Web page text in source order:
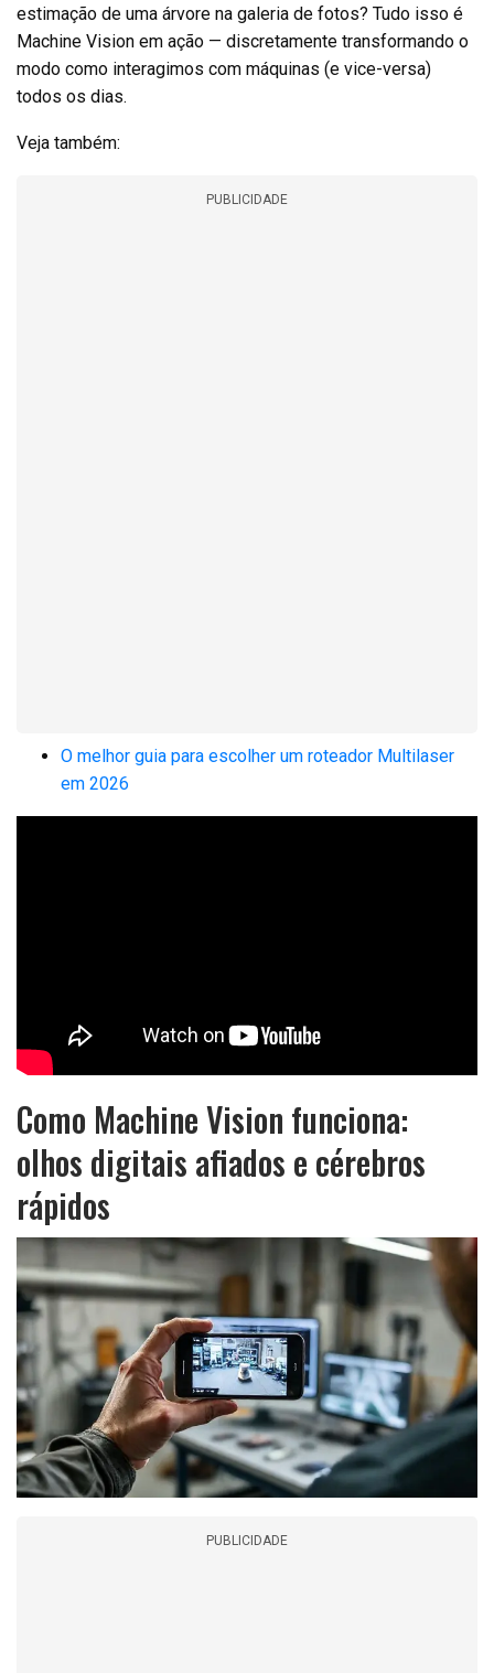
estimação de uma árvore na galeria de fotos? Tudo isso é
Machine Vision em ação — discretamente transformando o
modo como interagimos com máquinas (e vice-versa)
todos os dias.
Veja também:
PUBLICIDADE
O melhor guia para escolher um roteador Multilaser
em 2026
Como Machine Vision funciona:
olhos digitais afiados e cérebros
rápidos
PUBLICIDADE